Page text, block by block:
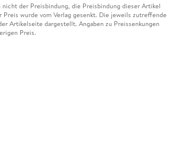
der Preisbindung, die Preisbindung dieser Artikel
Preis wurde vom Verlag gesenkt. Die jeweils zutreffende
Artikelseite dargestellt. Angaben zu Preissenkungen
Preis.